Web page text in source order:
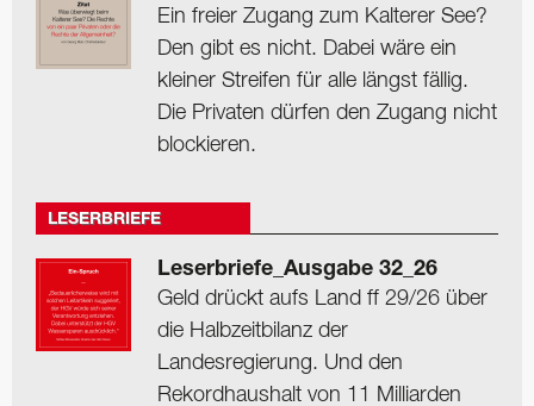
Ein freier Zugang zum Kalterer See?
Den gibt es nicht. Dabei wäre ein
kleiner Streifen für alle längst fällig.
Die Privaten dürfen den Zugang nicht
blockieren.
LESERBRIEFE
Leserbriefe_Ausgabe 32_26
Geld drückt aufs Land ff 29/26 über
die Halbzeitbilanz der
Landesregierung. Und den
Rekordhaushalt von 11 Milliarden